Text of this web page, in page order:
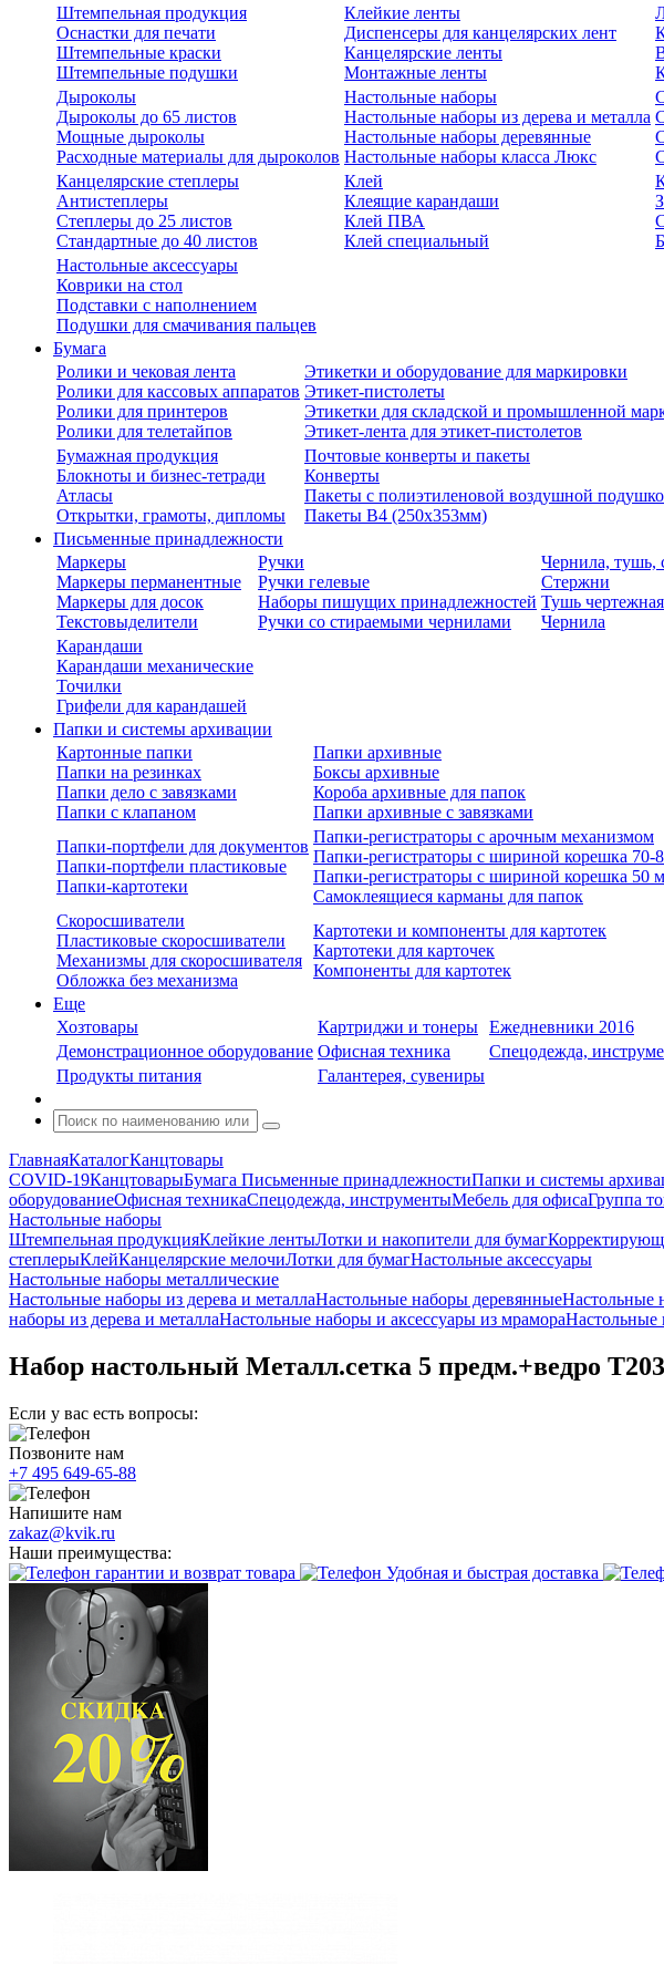
Штемпельная продукция
Оснастки для печати
Штемпельные краски
Штемпельные подушки
Клейкие ленты
Диспенсеры для канцелярских лент
Канцелярские ленты
Монтажные ленты
Дыроколы
Дыроколы до 65 листов
Мощные дыроколы
Расходные материалы для дыроколов
Настольные наборы
Настольные наборы из дерева и металла
Настольные наборы деревянные
Настольные наборы класса Люкс
Канцелярские степлеры
Антистеплеры
Степлеры до 25 листов
Стандартные до 40 листов
Клей
Клеящие карандаши
Клей ПВА
Клей специальный
Настольные аксессуары
Коврики на стол
Подставки с наполнением
Подушки для смачивания пальцев
Бумага
Ролики и чековая лента
Ролики для кассовых аппаратов
Ролики для принтеров
Ролики для телетайпов
Этикетки и оборудование для маркировки
Этикет-пистолеты
Этикетки для складской и промышленной
Этикет-лента для этикет-пистолетов
Бумажная продукция
Блокноты и бизнес-тетради
Атласы
Открытки, грамоты, дипломы
Почтовые конверты и пакеты
Конверты
Пакеты с полиэтиленовой воздушной
Пакеты В4 (250х353мм)
Письменные принадлежности
Маркеры
Маркеры перманентные
Маркеры для досок
Текстовыделители
Ручки
Ручки гелевые
Наборы пишущих принадлежностей
Ручки со стираемыми чернилами
Чернила, тушь,
Стержни
Тушь чертежная
Чернила
Карандаши
Карандаши механические
Точилки
Грифели для карандашей
Папки и системы архивации
Картонные папки
Папки на резинках
Папки дело с завязками
Папки с клапаном
Папки архивные
Боксы архивные
Короба архивные для папок
Папки архивные с завязками
Папки-портфели для документов
Папки-портфели пластиковые
Папки-картотеки
Папки-регистраторы с арочным механизмом
Папки-регистраторы с шириной корешка 70-
Папки-регистраторы с шириной корешка 50
Самоклеящиеся карманы для папок
Скоросшиватели
Пластиковые скоросшиватели
Механизмы для скоросшивателя
Обложка без механизма
Картотеки и компоненты для картотек
Картотеки для карточек
Компоненты для картотек
Еще
Хозтовары
Картриджи и тонеры Ежедневники 2016
Демонстрационное оборудование Офисная техника Спецодежда,
Продукты питания
Галантерея, сувениры
ГлавнаяКаталогКанцтовары
COVID-19КанцтоварыБумага Письменные принадлежностиПапки и системы
оборудованиеОфисная техникаСпецодежда, инструментыМебель для офисаГруппа
Настольные наборы
Штемпельная продукцияКлейкие лентыЛотки и накопители для бумаг
степлерыКлейКанцелярские мелочиЛотки для бумагНастольные аксессуары
Настольные наборы металлические
Настольные наборы из дерева и металлаНастольные наборы деревянныеНастольные
наборы из дерева и металлаНастольные наборы и аксессуары из мрамораНастольные
Набор настольный Металл.сетка 5 предм.+ведро
Если у вас есть вопросы:
Позвоните нам
+7 495 649-65-88
Напишите нам
zakaz@kvik.ru
Наши преимущества:
гарантии и возврат товара
Удобная и быстрая доставка